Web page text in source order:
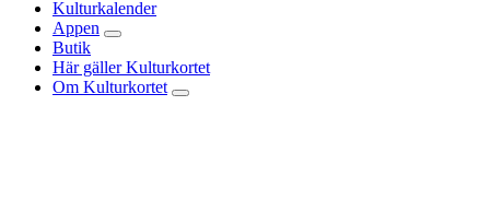
Kulturkalender
Appen
Butik
Här gäller Kulturkortet
Om Kulturkortet